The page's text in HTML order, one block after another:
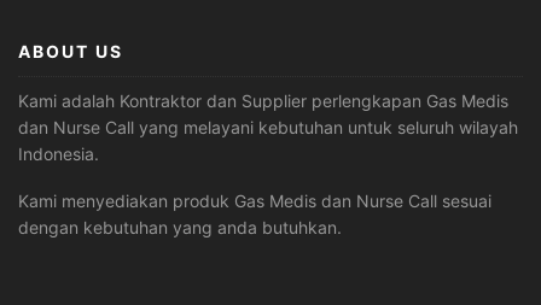
ABOUT US
Kami adalah Kontraktor dan Supplier perlengkapan Gas Medis
dan Nurse Call yang melayani kebutuhan untuk seluruh wilayah
Indonesia.
Kami menyediakan produk Gas Medis dan Nurse Call sesuai
dengan kebutuhan yang anda butuhkan.